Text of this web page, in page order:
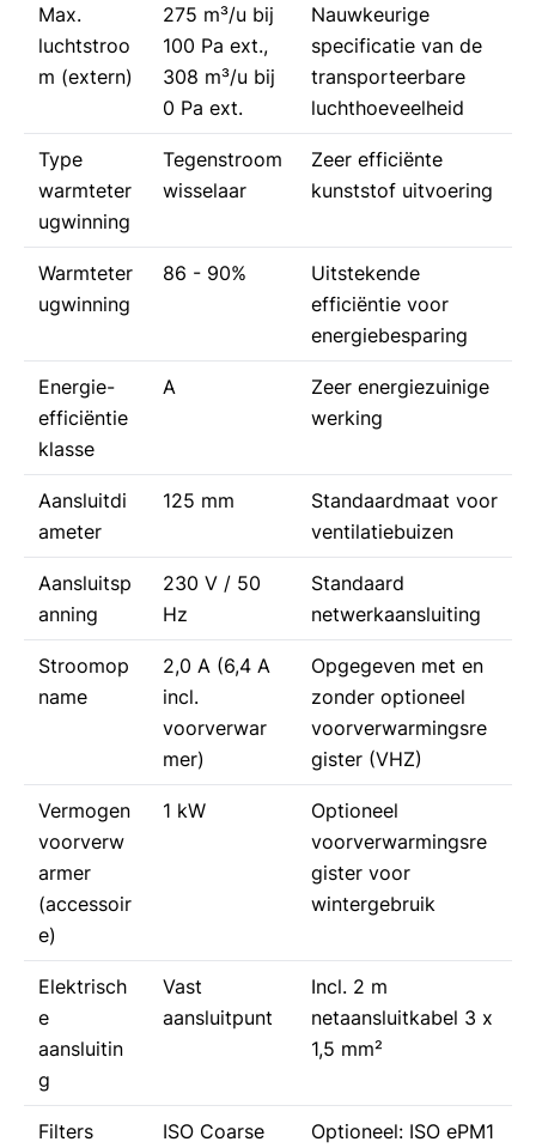
Max.
luchtstroo
m (extern)
275 m³/u bij
100 Pa ext.,
308 m³/u bij
0 Pa ext.
Nauwkeurige
specificatie van de
transporteerbare
luchthoeveelheid
Type
warmteter
ugwinning
Tegenstroom
wisselaar
Zeer efficiënte
kunststof uitvoering
Warmteter
ugwinning
86 - 90%
Uitstekende
efficiëntie voor
energiebesparing
Energie-
efficiëntie
klasse
A
Zeer energiezuinige
werking
Aansluitdi
ameter
125 mm
Standaardmaat voor
ventilatiebuizen
Aansluitsp
anning
230 V / 50
Hz
Standaard
netwerkaansluiting
Stroomop
name
2,0 A (6,4 A
incl.
voorverwar
mer)
Opgegeven met en
zonder optioneel
voorverwarmingsre
gister (VHZ)
Vermogen
voorverw
armer
(accessoir
e)
1 kW
Optioneel
voorverwarmingsre
gister voor
wintergebruik
Elektrisch
e
aansluitin
g
Vast
aansluitpunt
Incl. 2 m
netaansluitkabel 3 x
1,5 mm²
Filters
ISO Coarse
Optioneel: ISO ePM1